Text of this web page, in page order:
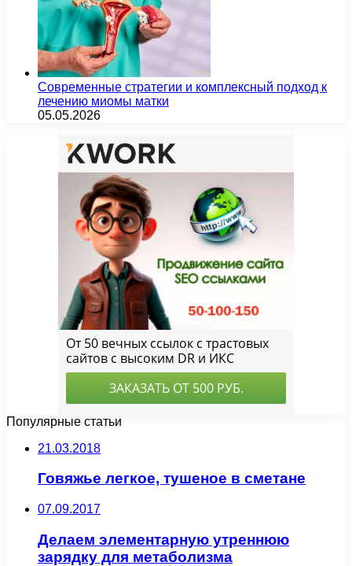
Современные стратегии и комплексный подход к
лечению миомы матки
05.05.2026
Популярные статьи
21.03.2018
Говяжье легкое, тушеное в сметане
07.09.2017
Делаем элементарную утреннюю
зарядку для метаболизма